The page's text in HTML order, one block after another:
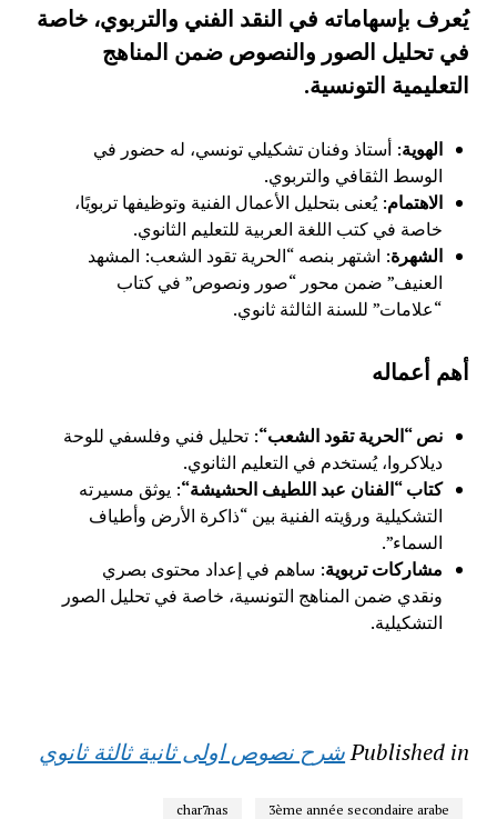
يُعرف بإسهاماته في النقد الفني والتربوي، خاصة
في تحليل الصور والنصوص ضمن المناهج
التعليمية التونسية.
الهوية: أستاذ وفنان تشكيلي تونسي، له حضور في
الوسط الثقافي والتربوي.
الاهتمام: يُعنى بتحليل الأعمال الفنية وتوظيفها تربويًا،
خاصة في كتب اللغة العربية للتعليم الثانوي.
الشهرة: اشتهر بنصه “الحرية تقود الشعب: المشهد
العنيف” ضمن محور “صور ونصوص” في كتاب
“علامات” للسنة الثالثة ثانوي.
أهم أعماله
نص “الحرية تقود الشعب“: تحليل فني وفلسفي للوحة
ديلاكروا، يُستخدم في التعليم الثانوي.
كتاب “الفنان عبد اللطيف الحشيشة“: يوثق مسيرته
التشكيلية ورؤيته الفنية بين “ذاكرة الأرض وأطياف
السماء”.
مشاركات تربوية: ساهم في إعداد محتوى بصري
ونقدي ضمن المناهج التونسية، خاصة في تحليل الصور
التشكيلية.
Published inشرح نصوص اولى ثانية ثالثة ثانوي
3ème année secondaire arabe
char7nas